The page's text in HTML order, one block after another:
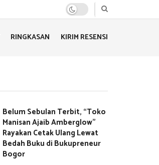
RINGKASAN KIRIM RESENSI
Belum Sebulan Terbit, “Toko
Manisan Ajaib Amberglow”
Rayakan Cetak Ulang Lewat
Bedah Buku di Bukupreneur
Bogor